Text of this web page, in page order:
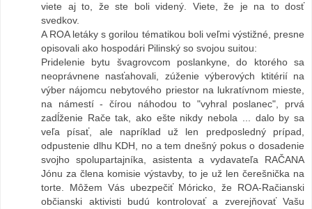
viete aj to, že ste boli videný. Viete, že je na to dosť
svedkov.
A ROA letáky s gorilou tématikou boli veľmi výstižné, presne
opisovali ako hospodári Pilinský so svojou suitou:
Pridelenie bytu švagrovcom poslankyne, do ktorého sa
neoprávnene nasťahovali, zúženie výberových ktitérií na
výber nájomcu nebytového priestor na lukratívnom mieste,
na námestí - čírou náhodou to "vyhral poslanec", prvá
zadĺženie Rače tak, ako ešte nikdy nebola ... dalo by sa
veľa písať, ale napríklad už len predposledný prípad,
odpustenie dlhu KDH, no a tem dnešný pokus o dosadenie
svojho spolupartajníka, asistenta a vydavateľa RAČANA
Jónu za člena komisie výstavby, to je už len čerešnička na
torte. Môžem Vás ubezpečiť Móricko, že ROA-Račianski
občianski aktivisti budú kontrolovať a zverejňovať Vašu